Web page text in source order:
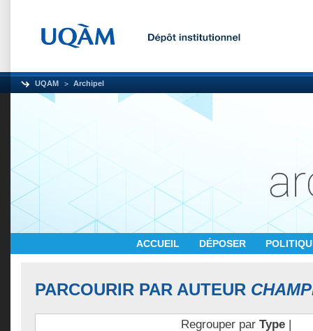
UQAM Archipel
ACCUEIL DÉPOSER
PARCOURIR PAR AUTEUR
Regrouper par Type|